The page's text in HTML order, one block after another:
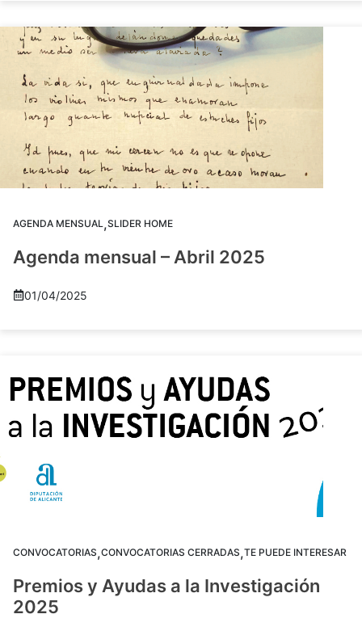
AGENDA MENSUAL,SLIDER HOME
Agenda mensual – Abril 2025
01/04/2025
CONVOCATORIAS,CONVOCATORIAS CERRADAS,TE PUEDE INTERESAR
Premios y Ayudas a la Investigación
2025